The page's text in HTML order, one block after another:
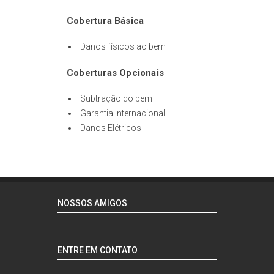
Cobertura Básica
Danos físicos ao bem
Coberturas Opcionais
Subtração do bem
Garantia Internacional
Danos Elétricos
NOSSOS AMIGOS
ENTRE EM CONTATO